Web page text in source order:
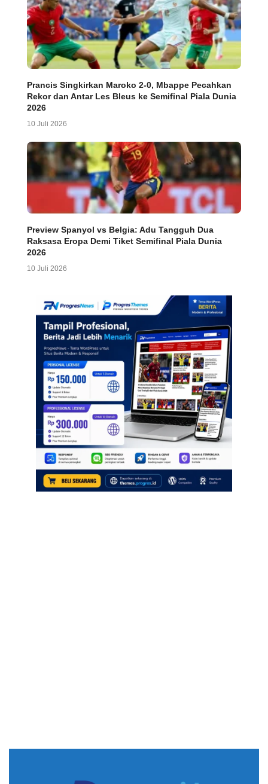
Prancis Singkirkan Maroko 2-0, Mbappe Pecahkan
Rekor dan Antar Les Bleus ke Semifinal Piala Dunia
2026
10 Juli 2026
Preview Spanyol vs Belgia: Adu Tangguh Dua
Raksasa Eropa Demi Tiket Semifinal Piala Dunia
2026
10 Juli 2026